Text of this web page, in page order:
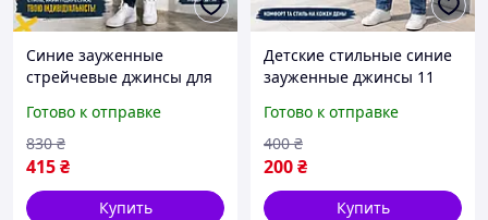
Синие зауженные
стрейчевые джинсы для
подростка 164-170см,
детские синие
джинсовые брюки на 14-
16 лет
Готово к отправке
415₴
830 ₴
Купить
Детские стильные синие
зауженные джинсы 11
прямые джинсовые
брюки под ремень для
мальчиков
Готово к отправке
200₴
400 ₴
Купить